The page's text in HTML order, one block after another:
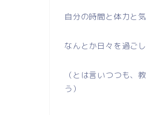
自分の時間と体力と
なんとか日々を過ごし
（とは言いつつも、
う）